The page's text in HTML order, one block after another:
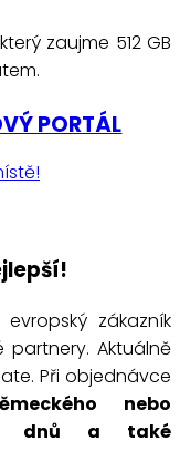
zaujme 512 GB
PORTÁL
zákazník
Aktuálně
Při objednávce
nebo
dnů a také